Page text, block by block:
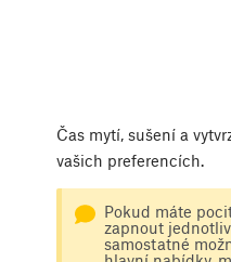
Čas mytí, sušení a
vašich preferencích.
Pokud máte
zapnout
samostatné